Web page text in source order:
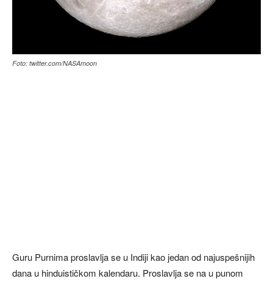
Foto: twitter.com/NASAmoon
Guru Purnima proslavlja se u Indiji kao jedan od najuspešnijih
dana u hinduističkom kalendaru. Proslavlja se na u punom